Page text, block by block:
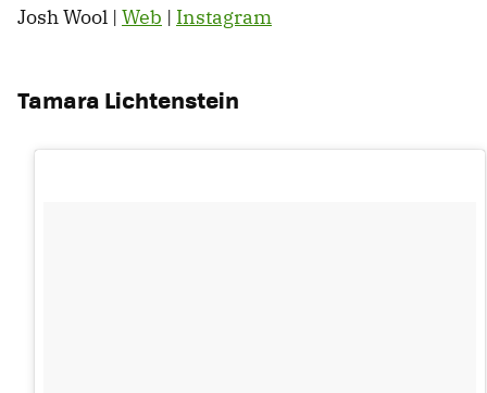
Josh Wool | Web | Instagram
Tamara Lichtenstein